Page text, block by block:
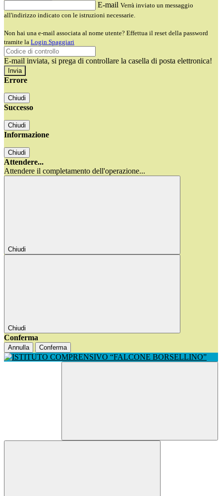
E-mail Verrà inviato un messaggio
all'indirizzo indicato con le istruzioni necessarie.
Non hai una e-mail associata al nome utente? Effettua il reset della password
tramite la Login Spaggiari
E-mail inviata, si prega di controllare la casella di posta elettronica!
Errore
Chiudi
Successo
Chiudi
Informazione
Chiudi
Attendere...
Attendere il completamento dell'operazione...
Chiudi
Chiudi
Conferma
Annulla Conferma